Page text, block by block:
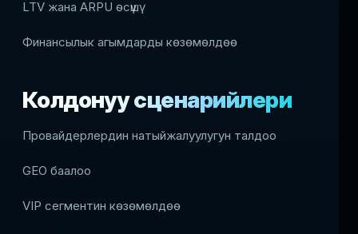
LTV жана ARPU өсүшү
Финансылык агымдарды көзөмөлдөө
Колдонуу сценарийлери
Провайдерлердин натыйжалуулугун талдоо
GEO баалоо
VIP сегментин көзөмөлдөө